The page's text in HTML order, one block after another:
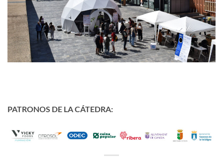
PATRONOS DE LA CÁTEDRA: